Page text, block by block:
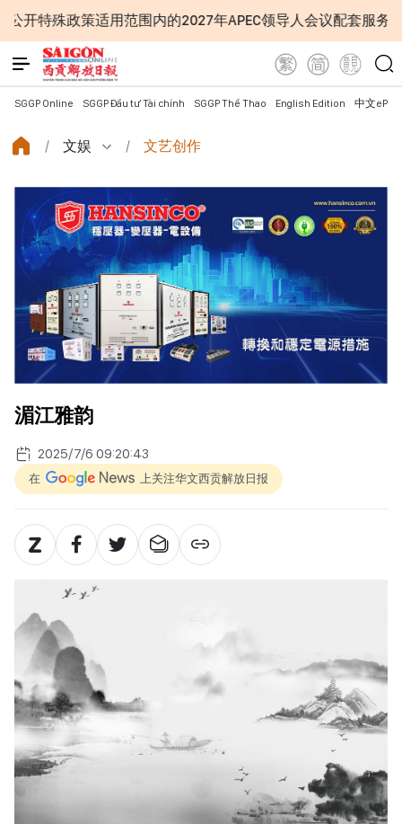
适用范围内的2027年APEC领导人会议配套服务项目工程认定
SGGP Online SGGP Đầu tư Tài chính SGGP Thể Thao English Edition 中文
文娱 文艺创作
湄江雅韵
2025/7/6 09:20:43
在 上关注华文西贡解放日报